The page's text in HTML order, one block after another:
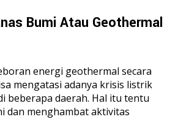
Bumi Atau Geothermal
energi geothermal secara
mengatasi adanya krisis listrik
beberapa daerah. Hal itu tentu
dan menghambat aktivitas